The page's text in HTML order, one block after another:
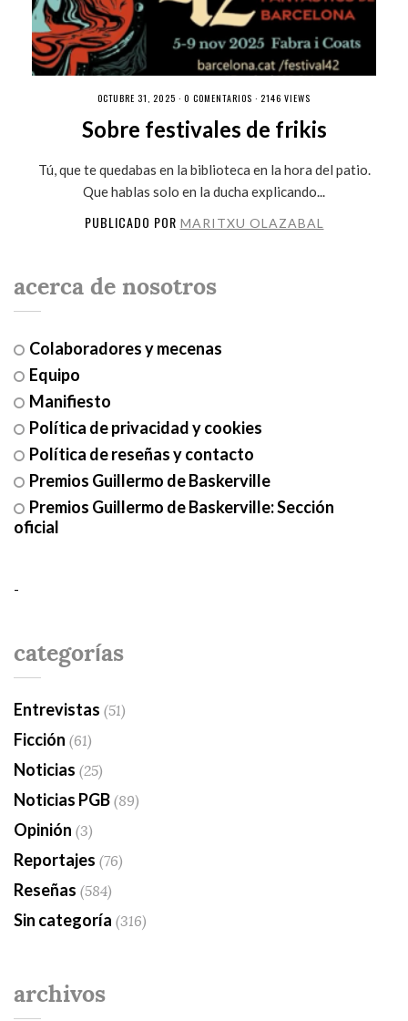
OCTUBRE 31, 2025 · 0 COMENTARIOS · 2146 VIEWS
Sobre festivales de frikis
Tú, que te quedabas en la biblioteca en la hora del patio.
Que hablas solo en la ducha explicando...
PUBLICADO POR MARITXU OLAZABAL
acerca de nosotros
Colaboradores y mecenas
Equipo
Manifiesto
Política de privacidad y cookies
Política de reseñas y contacto
Premios Guillermo de Baskerville
Premios Guillermo de Baskerville: Sección
oficial
-
categorías
Entrevistas (51)
Ficción (61)
Noticias (25)
Noticias PGB(89)
Opinión (3)
Reportajes (76)
Reseñas (584)
Sin categoría (316)
archivos